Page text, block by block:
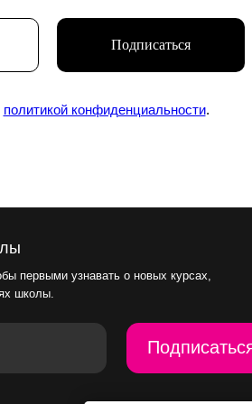
Подписаться
политикой конфиденциальности.